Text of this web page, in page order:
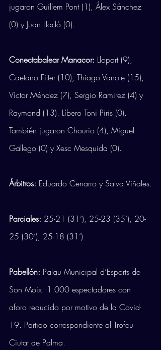
jugaron Guillem Pont (1), Álex Sánchez
(0) y Juan Lladó (0).
Conectabalear Manacor: Llopart (9),
Caetano Filter (10), Thiago Vanole (15),
Víctor Méndez (7), Sergio Ramirez (4) y
Raymond (13). Líbero Toni Piris (0).
También jugaron Chourio (4), Miguel
Gallego (0) y Xesc Mesquida (0).
Árbitros: Eduardo Cenarro y Salva Viñales.
Parciales: 25-21 (31’), 25-23 (35’), 20-
25 (30’), 25-18 (31’)
Pabellón: Palau Municipal d’Esports de
Son Moix. 1.000 espectadores con
aforo reducido por motivo de la Covid-
19. Partido correspondiente al Trofeu
Ciutat de Palma.